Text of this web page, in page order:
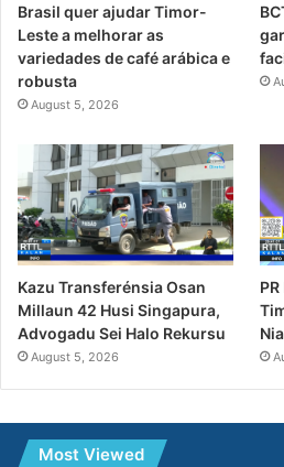
Brasil quer ajudar Timor-
Leste a melhorar as
variedades de café arábica e
robusta
August 5, 2026
Kazu Transferénsia Osan
Millaun 42 Husi Singapura,
Advogadu Sei Halo Rekursu
August 5, 2026
Most Viewed